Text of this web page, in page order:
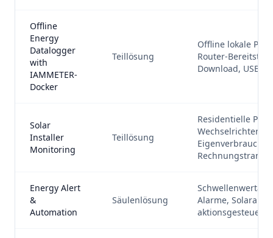
Offline
Energy
Datalogger
with
IAMMETER-
Docker
Teillösung
Offline lokale
Router-
Download, USB-
Solar
Installer
Monitoring
Teillösung
Residentielle PV-
Wechselrichter-
Eigenverbrauch
Energy Alert
&
Automation
Säulenlösung
Alarme,